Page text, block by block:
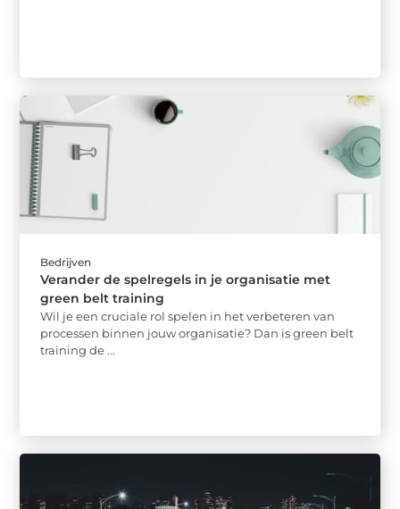
Bedrijven
Verander de spelregels in je organisatie met
green belt training
Wil je een cruciale rol spelen in het verbeteren van
processen binnen jouw organisatie? Dan is green belt
training de ...